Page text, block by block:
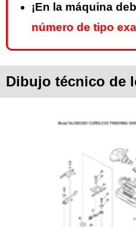
¡En la máquina
número de tipo
Dibujo técnico de